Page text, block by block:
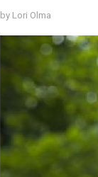
by Lori Olma